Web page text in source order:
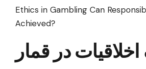
Ethics in Gambling Can
Achieved?
در قمار